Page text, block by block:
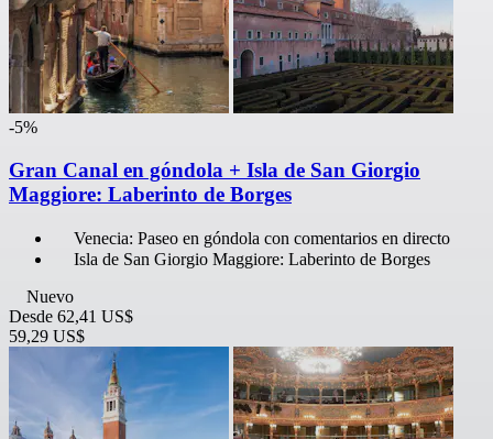
-5%
Gran Canal en góndola + Isla de San Giorgio
Maggiore: Laberinto de Borges
Venecia: Paseo en góndola con comentarios en directo
Isla de San Giorgio Maggiore: Laberinto de Borges
Nuevo
Desde 62,41 US$
59,29 US$